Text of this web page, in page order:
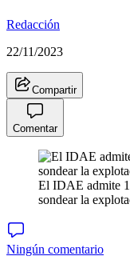
Redacción
22/11/2023
Compartir
Comentar
El IDAE admite
sondear la
Ningún comentario